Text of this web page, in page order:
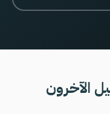
الآخرون